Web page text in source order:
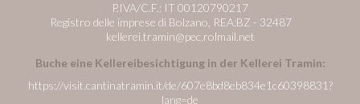
P.IVA/C.F.: IT 00120790217
Registro delle imprese di Bolzano, REA:BZ - 32487
kellerei.tramin@pec.rolmail.net
Buche eine Kellereibesichtigung in der Kellerei Tramin:
https://visit.cantinatramin.it/de/607e8bd8eb834e1c60398831?
lang=de